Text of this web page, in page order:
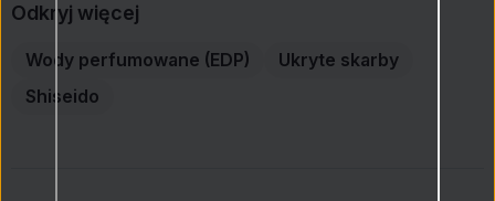
Odkryj więcej
Wody perfumowane (EDP)
Ukryte skarby
Shiseido